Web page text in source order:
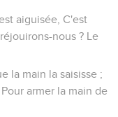
aiguisée, C'est
nous ? Le
la main la saisisse ;
armer la main de